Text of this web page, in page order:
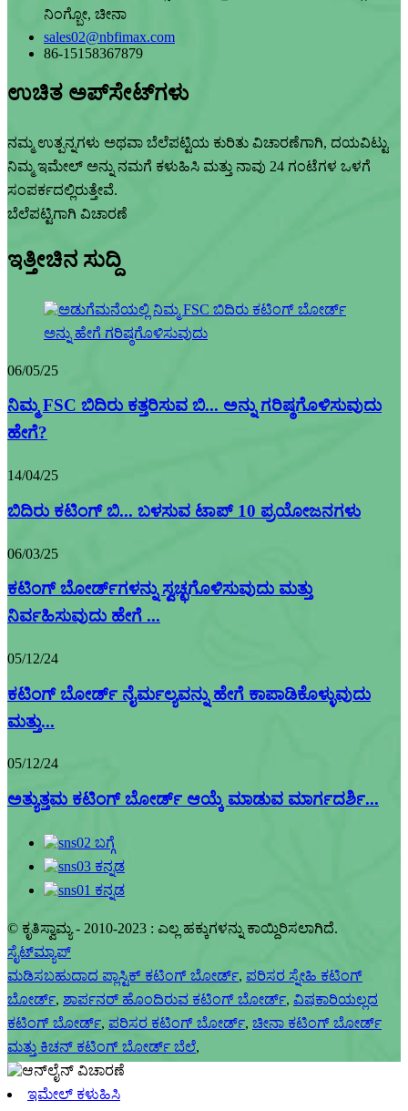
ನಿಂಗ್ಬೋ, ಚೀನಾ
sales02@nbfimax.com
86-15158367879
ಉಚಿತ ಅಪ್‌ಸೇಟ್‌ಗಳು
ನಮ್ಮ ಉತ್ಪನ್ನಗಳು ಅಥವಾ ಬೆಲೆಪಟ್ಟಿಯ ಕುರಿತು ವಿಚಾರಣೆಗಾಗಿ, ದಯವಿಟ್ಟು
ನಿಮ್ಮ ಇಮೇಲ್ ಅನ್ನು ನಮಗೆ ಕಳುಹಿಸಿ ಮತ್ತು ನಾವು 24 ಗಂಟೆಗಳ ಒಳಗೆ
ಸಂಪರ್ಕದಲ್ಲಿರುತ್ತೇವೆ.
ಬೆಲೆಪಟ್ಟಿಗಾಗಿ ವಿಚಾರಣೆ
ಇತ್ತೀಚಿನ ಸುದ್ದಿ
06/05/25
ನಿಮ್ಮ FSC ಬಿದಿರು ಕತ್ತರಿಸುವ ಬಿ... ಅನ್ನು ಗರಿಷ್ಠಗೊಳಿಸುವುದು
ಹೇಗೆ?
14/04/25
ಬಿದಿರು ಕಟಿಂಗ್ ಬಿ... ಬಳಸುವ ಟಾಪ್ 10 ಪ್ರಯೋಜನಗಳು
06/03/25
ಕಟಿಂಗ್ ಬೋರ್ಡ್‌ಗಳನ್ನು ಸ್ವಚ್ಛಗೊಳಿಸುವುದು ಮತ್ತು
ನಿರ್ವಹಿಸುವುದು ಹೇಗೆ ...
05/12/24
ಕಟಿಂಗ್ ಬೋರ್ಡ್ ನೈರ್ಮಲ್ಯವನ್ನು ಹೇಗೆ ಕಾಪಾಡಿಕೊಳ್ಳುವುದು
ಮತ್ತು...
05/12/24
ಅತ್ಯುತ್ತಮ ಕಟಿಂಗ್ ಬೋರ್ಡ್ ಆಯ್ಕೆ ಮಾಡುವ ಮಾರ್ಗದರ್ಶಿ...
© ಕೃತಿಸ್ವಾಮ್ಯ - 2010-2023 : ಎಲ್ಲ ಹಕ್ಕುಗಳನ್ನು ಕಾಯ್ದಿರಿಸಲಾಗಿದೆ.
ಸೈಟ್‌ಮ್ಯಾಪ್
ಮಡಿಸಬಹುದಾದ ಪ್ಲಾಸ್ಟಿಕ್ ಕಟಿಂಗ್ ಬೋರ್ಡ್, ಪರಿಸರ ಸ್ನೇಹಿ ಕಟಿಂಗ್
ಬೋರ್ಡ್, ಶಾರ್ಪನರ್ ಹೊಂದಿರುವ ಕಟಿಂಗ್ ಬೋರ್ಡ್, ವಿಷಕಾರಿಯಲ್ಲದ
ಕಟಿಂಗ್ ಬೋರ್ಡ್, ಪರಿಸರ ಕಟಿಂಗ್ ಬೋರ್ಡ್, ಚೀನಾ ಕಟಿಂಗ್ ಬೋರ್ಡ್
ಮತ್ತು ಕಿಚನ್ ಕಟಿಂಗ್ ಬೋರ್ಡ್ ಬೆಲೆ,
ಇಮೇಲ್ ಕಳುಹಿಸಿ